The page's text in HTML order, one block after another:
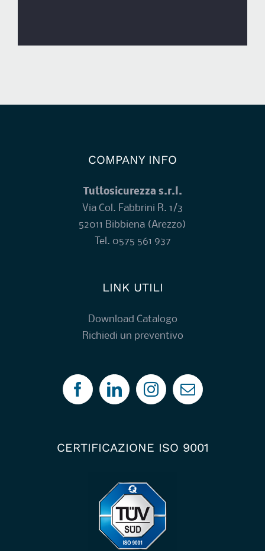
COMPANY INFO
Tuttosicurezza s.r.l.
Via Col. Fabbrini R. 1/3
52011 Bibbiena (Arezzo)
Tel. 0575 561 937
LINK UTILI
Download Catalogo
Richiedi un preventivo
CERTIFICAZIONE ISO 9001